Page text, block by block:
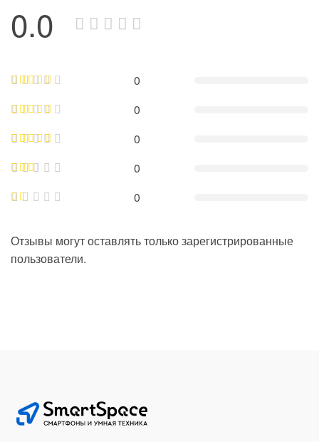
0.0
0
0
0
0
0
Отзывы могут оставлять только зарегистрированные
пользователи.